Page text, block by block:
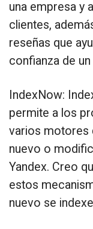
una empresa y
clientes,
reseñas que
confianza de
IndexNow:
permite a los
varios motores
nuevo o
Yandex. Creo
estos
nuevo se